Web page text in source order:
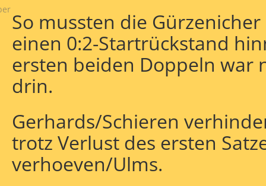
So mussten die
einen 0:2-Startrückstand
ersten beiden Doppeln war
drin.
Gerhards/Schieren
trotz Verlust des ersten
verhoeven/Ulms.